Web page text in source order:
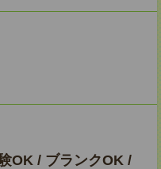
OK / ブランクOK /